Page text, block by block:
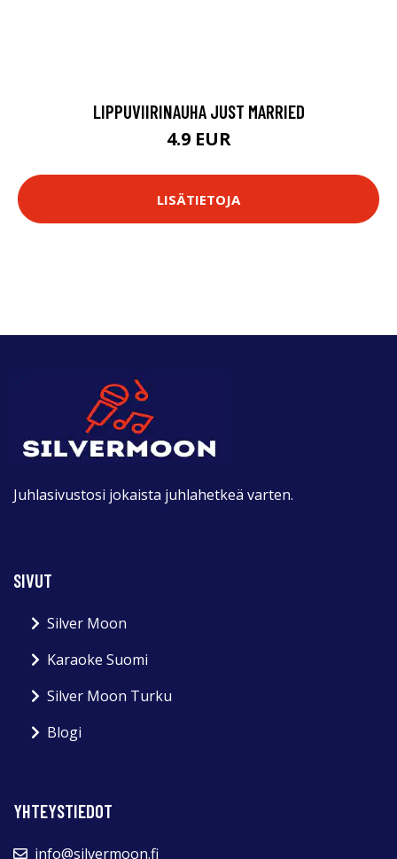
LIPPUVIIRINAUHA JUST MARRIED
4.9 EUR
LISÄTIETOJA
Juhlasivustosi jokaista juhlahetkeä varten.
SIVUT
Silver Moon
Karaoke Suomi
Silver Moon Turku
Blogi
YHTEYSTIEDOT
info@silvermoon.fi